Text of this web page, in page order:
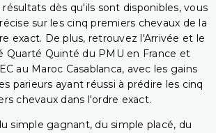
résultats dès qu'ils sont disponibles, vous
sur les cinq premiers chevaux de la
exact. De plus, retrouvez l'Arrivée et le
Quarté Quinté du PMU en France et
au Maroc Casablanca, avec les gains
parieurs ayant réussi à prédire les cinq
chevaux dans l'ordre exact.
simple gagnant, du simple placé, du